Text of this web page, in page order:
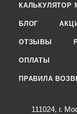
КАЛЬКУЛЯТОР
БЛОГ
ОТЗЫВЫ
ОПЛАТЫ
ПРАВИЛА
111024, г.